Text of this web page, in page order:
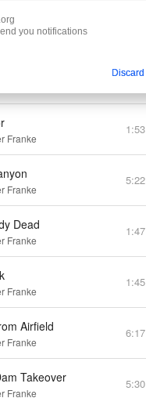
Franke
2:40
Franke
1:53
Franke
5:22
Dead
Franke
1:47
Franke
1:45
Airfield
Franke
6:17
Takeover
Franke
5:30
you notifications
Discard